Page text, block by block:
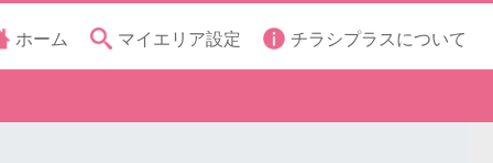
ホーム マイエリア設定 チラシプラスについて